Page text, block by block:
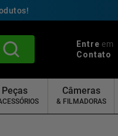
Entre em
Contato
Peças Câmeras
& FILMADORAS